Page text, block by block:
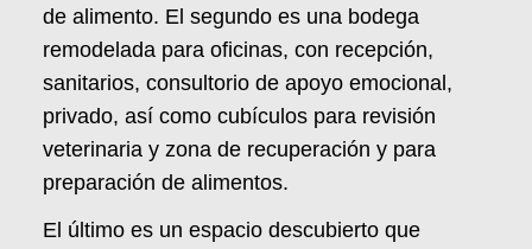
de alimento. El segundo es una bodega
remodelada para oficinas, con recepción,
sanitarios, consultorio de apoyo emocional,
privado, así como cubículos para revisión
veterinaria y zona de recuperación y para
preparación de alimentos.
El último es un espacio descubierto que